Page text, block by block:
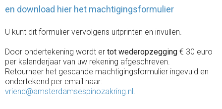
en download hier het machtigingsformulier
U kunt dit formulier vervolgens uitprinten en invullen.
Door ondertekening wordt er tot wederopzegging € 30 euro
per kalenderjaar van uw rekening afgeschreven.
Retourneer het gescande machtigingsformulier ingevuld en
ondertekend per email naar:
vriend@amsterdamsespinozakring.nl